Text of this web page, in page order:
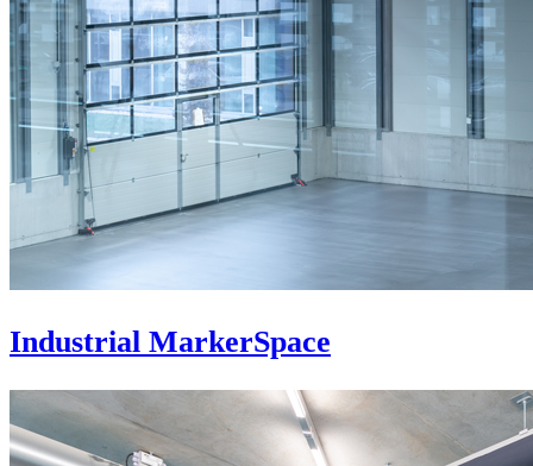
Industrial MarkerSpace